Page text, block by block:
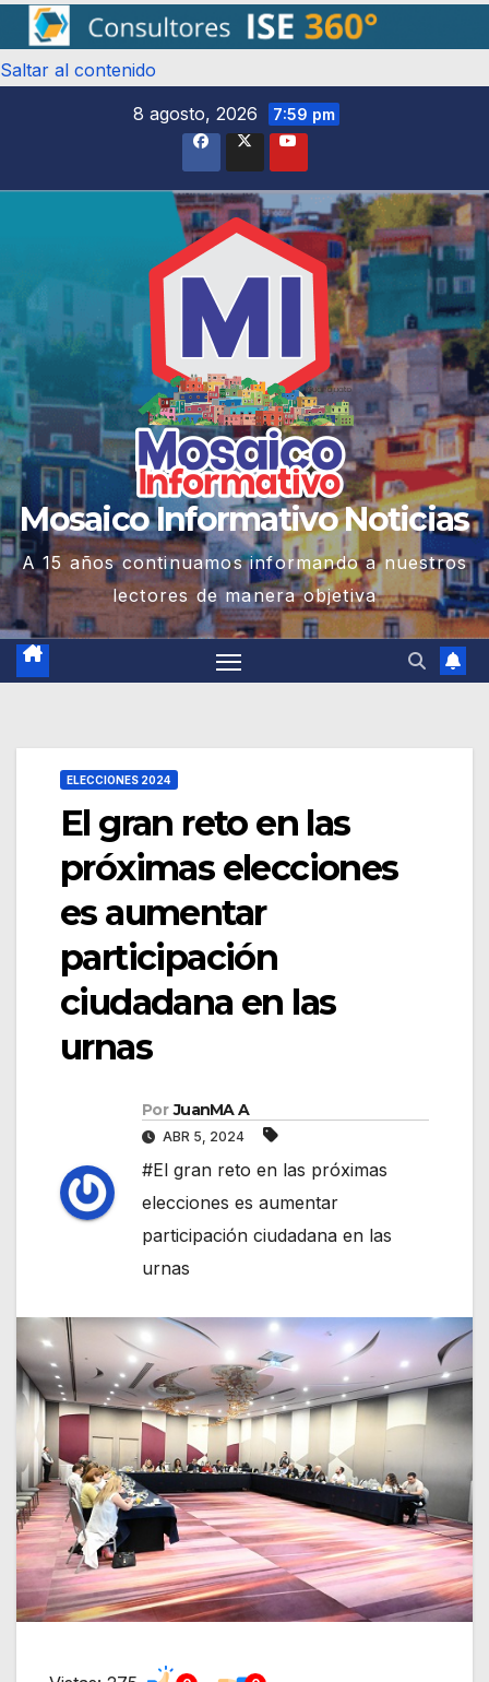
Saltar al contenido
8 agosto, 2026
7:59 pm
Mosaico Informativo Noticias
A 15 años continuamos informando a nuestros
lectores de manera objetiva
ELECCIONES 2024
El gran reto en las
próximas elecciones
es aumentar
participación
ciudadana en las
urnas
Por JuanMA A
ABR 5, 2024
#El gran reto en las próximas
elecciones es aumentar
participación ciudadana en las
urnas